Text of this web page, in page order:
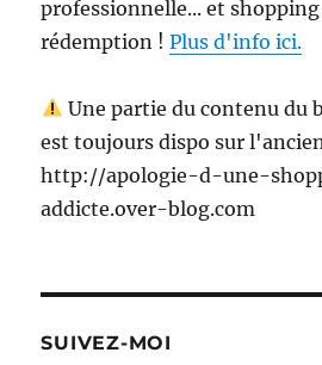
professionnelle... et
rédemption !Plus d'info ici.
Une partie du contenu du
est toujours dispo sur
http://apologie-d-une-
addicte.over-blog.com
SUIVEZ-MOI